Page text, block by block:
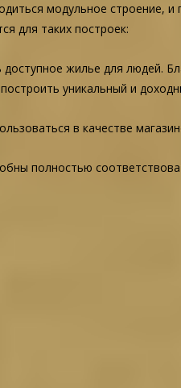
модульное строение,
для таких построек:
жилье для людей.
уникальный и
в качестве
полностью